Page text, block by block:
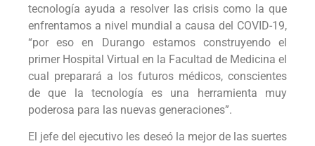
tecnología ayuda a resolver las crisis como la que
enfrentamos a nivel mundial a causa del COVID-19,
“por eso en Durango estamos construyendo el
primer Hospital Virtual en la Facultad de Medicina el
cual preparará a los futuros médicos, conscientes
de que la tecnología es una herramienta muy
poderosa para las nuevas generaciones”.
El jefe del ejecutivo les deseó la mejor de las suertes